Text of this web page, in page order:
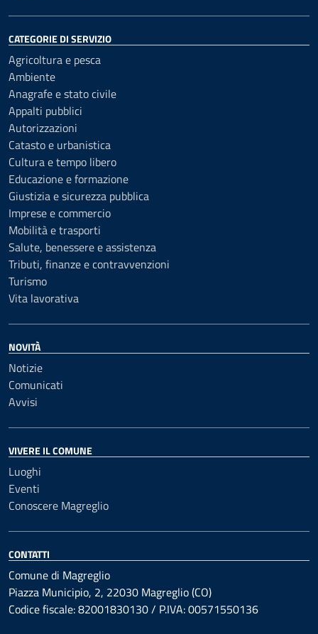
CATEGORIE DI SERVIZIO
Agricoltura e pesca
Ambiente
Anagrafe e stato civile
Appalti pubblici
Autorizzazioni
Catasto e urbanistica
Cultura e tempo libero
Educazione e formazione
Giustizia e sicurezza pubblica
Imprese e commercio
Mobilità e trasporti
Salute, benessere e assistenza
Tributi, finanze e contravvenzioni
Turismo
Vita lavorativa
NOVITÀ
Notizie
Comunicati
Avvisi
VIVERE IL COMUNE
Luoghi
Eventi
Conoscere Magreglio
CONTATTI
Comune di Magreglio
Piazza Municipio, 2, 22030 Magreglio (CO)
Codice fiscale: 82001830130 / P.IVA: 00571550136